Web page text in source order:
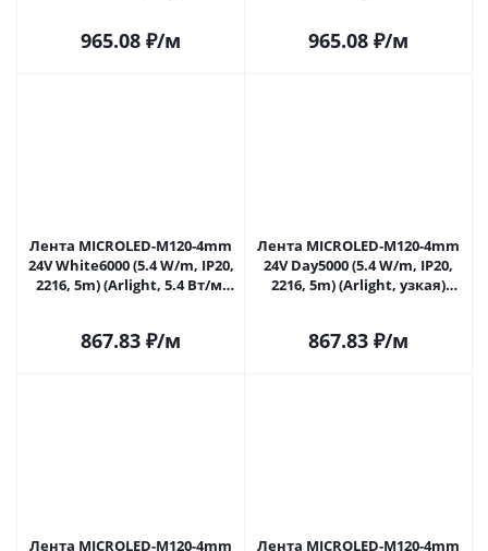
965.08 ₽/м 965.08 ₽/м
Лента MICROLED-M120-4mm
24V White6000 (5.4 W/m, IP20,
2216, 5m) (Arlight, 5.4 Вт/м,
867.83 ₽/м
Лента MICROLED-M120-4mm
24V Day5000 (5.4 W/m, IP20,
2216, 5m) (Arlight, узкая)
867.83 ₽/м
Лента MICROLED-M120-4mm Лента MICROLED-M120-4mm